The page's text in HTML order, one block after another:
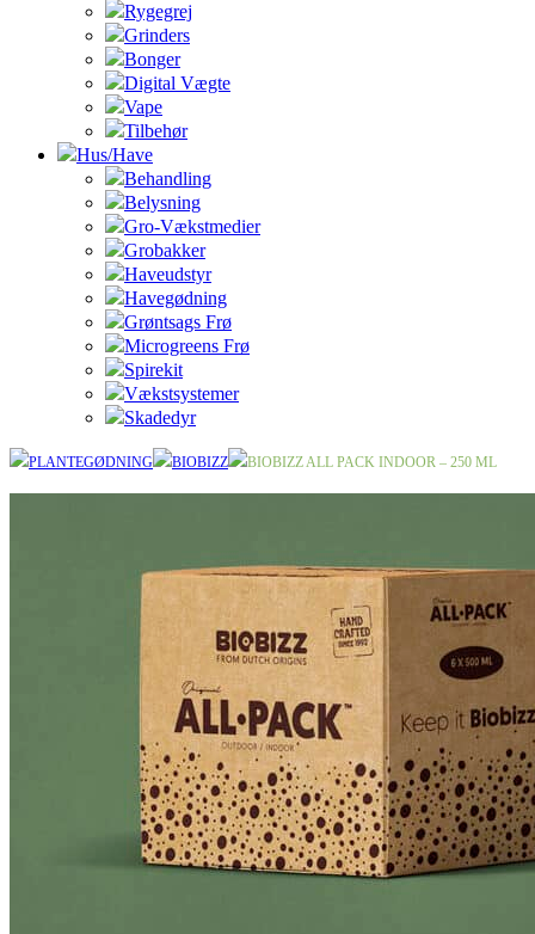
Rygegrej
Grinders
Bonger
Digital Vægte
Vape
Tilbehør
Hus/Have
Behandling
Belysning
Gro-Vækstmedier
Grobakker
Haveudstyr
Havegødning
Grøntsags Frø
Microgreens Frø
Spirekit
Vækstsystemer
Skadedyr
PLANTEGØDNING BIOBIZZ BIOBIZZ ALL PACK INDOOR – 250 ML